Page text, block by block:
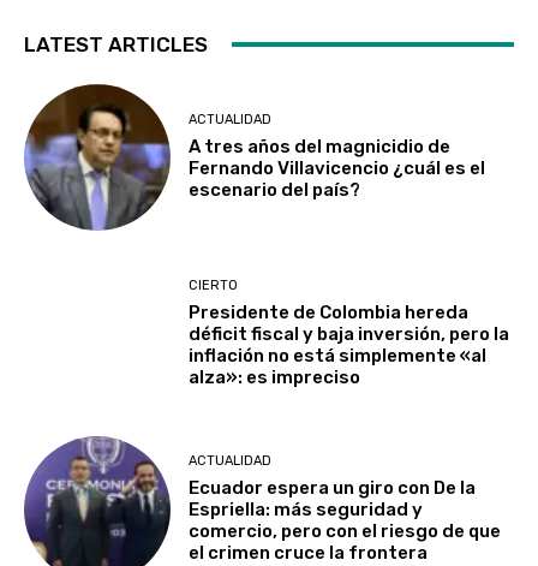
LATEST ARTICLES
ACTUALIDAD
A tres años del magnicidio de
Fernando Villavicencio ¿cuál es el
escenario del país?
CIERTO
Presidente de Colombia hereda
déficit fiscal y baja inversión, pero la
inflación no está simplemente «al
alza»: es impreciso
ACTUALIDAD
Ecuador espera un giro con De la
Espriella: más seguridad y
comercio, pero con el riesgo de que
el crimen cruce la frontera